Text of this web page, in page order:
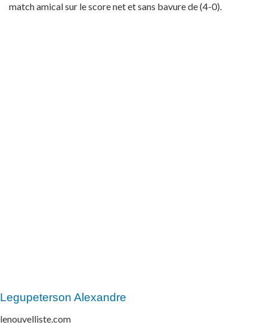
match amical sur le score net et sans bavure de (4-0).
Legupeterson Alexandre
lenouvelliste.com